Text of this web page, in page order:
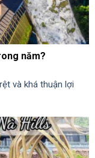
năm?
và khá thuận lợi